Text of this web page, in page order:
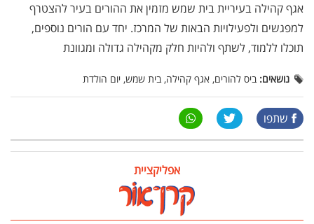
אגף קהילה בעיריית בית שמש מזמין את ההורים בעיר להצטרף
למפגשים ולפעילויות הבאות של המרכז. יחד עם הורים נוספים,
תוכלו ללמוד, לשתף ולהיות חלק מקהילה גדולה ומגוונת
נושאים: ביס להורים, אגף קהילה, בית שמש, יום הולדת
שתפו
אפליקציית